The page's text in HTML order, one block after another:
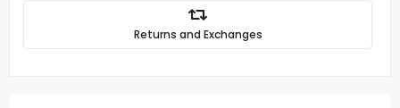
Returns and Exchanges